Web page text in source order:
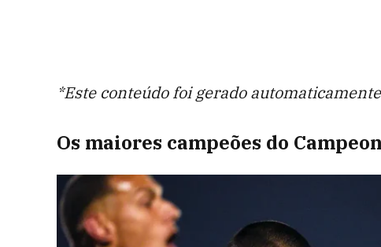
*Este conteúdo foi gerado
Os maiores campeões do